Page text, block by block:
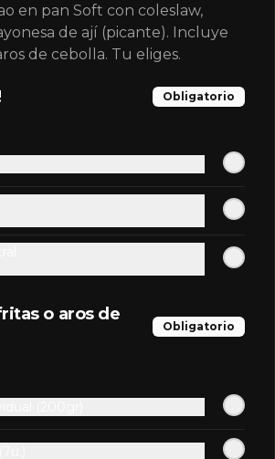
sólo en MUT.
en pan Soft con coleslaw,
de ají (picante). Incluye
de cebolla. Tu eliges.
Obligatorio
o aros de
Obligatorio